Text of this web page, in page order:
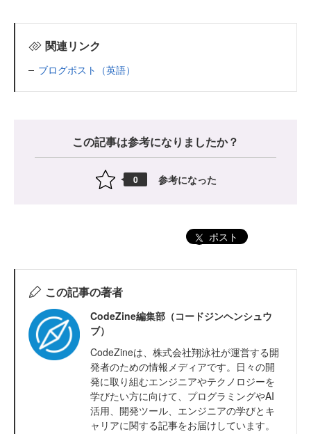
関連リンク
ブログポスト（英語）
この記事は参考になりましたか？
0 参考になった
ポスト
この記事の著者
CodeZine編集部（コードジンヘンシュウ
ブ）
CodeZineは、株式会社翔泳社が運営する開
発者のための情報メディアです。日々の開
発に取り組むエンジニアやテクノロジーを
学びたい方に向けて、プログラミングやAI
活用、開発ツール、エンジニアの学びとキ
ャリアに関する記事をお届けしています。